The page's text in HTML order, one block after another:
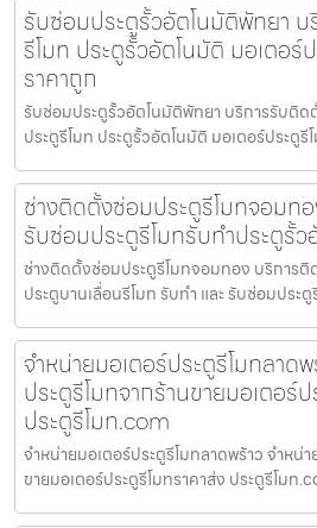
รับซ่อมประตูรั้วอัตโนมัติพัทยา
รีโมท ประตูรั้วอัตโนมัติ มอเตอร์
ราคาถูก
รับซ่อมประตูรั้วอัตโนมัติพัทยา บริการรับติด
ประตูรีโมท ประตูรั้วอัตโนมัติ มอเตอร์ประตูรี
ช่างติดตั้งซ่อมประตูรีโมทจอมท
รับซ่อมประตูรีโมทรับทำประตูรั้
ช่างติดตั้งซ่อมประตูรีโมทจอมทอง บริการติ
ประตูบานเลื่อนรีโมท รับทำ และ รับซ่อมประ
จำหน่ายมอเตอร์ประตูรีโมทลาด
ประตูรีโมทจากร้านขายมอเตอร์
ประตูรีโมท.com
จำหน่ายมอเตอร์ประตูรีโมทลาดพร้าว จำหน่
ขายมอเตอร์ประตูรีโมทราคาส่ง ประตูรีโมท